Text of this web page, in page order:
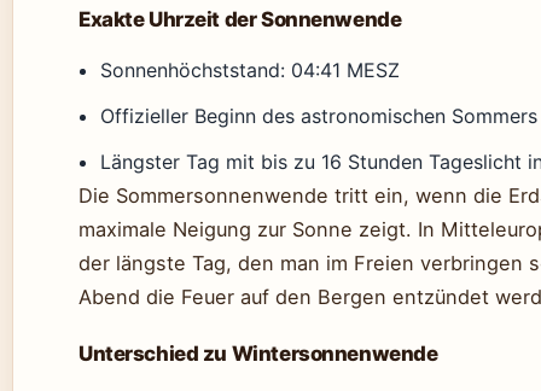
Exakte Uhrzeit der Sonnenwende
Sonnenhöchststand: 04:41 MESZ
Offizieller Beginn des astronomischen Sommers
Längster Tag mit bis zu 16 Stunden Tageslicht
Die Sommersonnenwende tritt ein, wenn die
maximale Neigung zur Sonne zeigt. In
der längste Tag, den man im Freien verbringen
Abend die Feuer auf den Bergen entzündet
Unterschied zu Wintersonnenwende